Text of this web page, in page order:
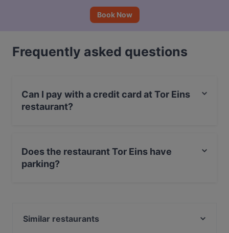
Book Now
Frequently asked questions
Can I pay with a credit card at Tor Eins
restaurant?
Does the restaurant Tor Eins have
parking?
Similar restaurants